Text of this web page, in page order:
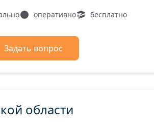
оперативно бесплатно
Задать вопрос
области